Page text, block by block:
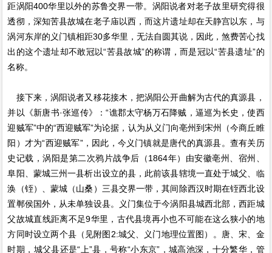
距涡阳400华里以外的苏鲁交界一带。涡阳说者对老子故里研究得很
透彻，深知苦县故城在老子庙以西，而这片遗址却在天静宫以东，与
涡河东岸的义门镇相距30多华里，无法自圆其说，因此，煞费苦心找
出的这个遗址却不敢冠以“苦县故城”的称谓，而是冠以“苦县遗址”的
名称。
接下来，涡阳说者又移花接木，把涡阳公开曲解为古代的真源县，
并以《新唐书·张巡传》：“谯郡太守杨万石降贼，逼巡为长史，使西
迎贼军”中的“西迎贼军”为论据，认为从义门向亳州到宋州（今商丘睢
阳）才为“西迎贼军”，因此，今义门镇就是唐代的真源县。查有关历
史记载，涡阳是第二次鸦片战争后（1864年）由安徽亳州、宿州、
阜阳、蒙城三州一县析出设立的县，此前该县辖境一直处于城父、临
涣（铚）、蒙城（山桑）三县交界一带，其间除西汉时期在铚西北设
置郸侯国外，从未单独设县。义门集位于今涡阳县城西北部，西距城
父故城直线距离不足9华里，古代县境再小也不可能在这么狭小的地
方同时设立两个县（见附图2:城父、义门地理位置图）。唐、宋、金
时期，城父县还是“上”县，号称“小东京”，城高池深，十分繁华，管